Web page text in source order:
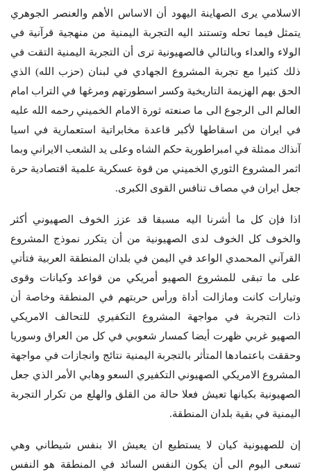
الاسلامي يرى الصهاينة اليهود أن الاساس الأهم والعنصر الجوهري
يتمثل فيما تحله وتستند اليه التجربة اليمنية من منهجية قرآنية في
الولاء والعداء وبالتالي فالصهيونية ترى أن التجربة اليمنية التقت في
ذلك كثيرا مع تجربة المشروع الجهادي في لبنان (حزب الله) الذي
الحق بهم الهزيمة التاريخية وكسر اسطورتهم ومرغها في التراب امام
العالم الى الرجوع الى ما صنعته ثورة الامام الخميني رحمه الله عليه
في ايران من اسقاطها لأكبر قاعدة مخابراتية استعمارية في اسيا
آنذاك ممثلة في امبراطورية حكم الشاه وعلى يد الشعب الايراني وبما
اثمر المشروع الثوري الخميني من قوة عسكرية علمية اقتصادية حرة
جعل ايران في مصاف تنافس القوى الكبرى.
اذا فإن كل ما أشرنا اليه مسبقا قد عزز الخوف الصهيوني أكثر
والخوف كل الخوف لدى الصهيونية من أن يتكرر نموذج المشروع
القرآني المحمدي الواعد في اليمن في بلدان المنطقة العربية فتأتي
على ما تبقى للمشروع الصهيو أمريكي من قواعد وكيانات وقوى
وتيارات كانت ومازالت أداة ورأس حربتهم في المنطقة وخاصة أن
ذات التجربة في مواجهة المشروع التكفيري للتحالف الامريكي
الصهيو غربي ظهرت أيضا كمسار شعوبي في كل من العراق وسوريا
وحققت باعتمادها المتأثر بالتجربة اليمنية نتائج وانجازات في مواجهة
المشروع الامريكي الصهيوني التكفيري السعو وهابي الأمر الذي جعل
الصهيونية بكيانها تعيش فعلا حالة من القلق والهلع من تكرار التجربة
اليمنية في بقية بلدان المنطقة.
إن للصهيونية كيان لا يستطيع ان يعيش الا بنفس شيطاني وهي
تسعى اليوم الى أن يكون النفس السائد في المنطقة هو النفس